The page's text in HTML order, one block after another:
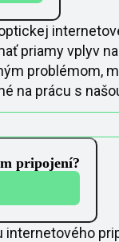
priamy vplyv
problémom,
na prácu s
pripojení?